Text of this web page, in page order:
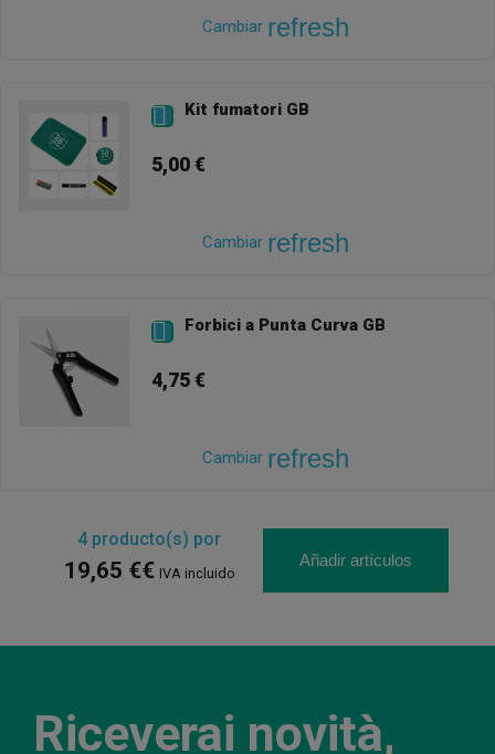
Cambiar refresh
 Kit fumatori GB
5,00 €
Cambiar refresh
 Forbici a Punta Curva GB
4,75 €
Cambiar refresh
4producto(s) por
19,65 €€ IVA incluido
Añadir artículos
Riceverai novità,